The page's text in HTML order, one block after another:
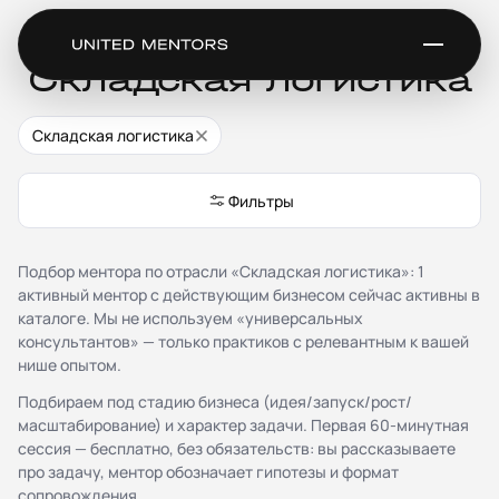
Ментор для
Складская логистика
Складская логистика
Фильтры
Подбор ментора по отрасли «Складская логистика»: 1
активный ментор с действующим бизнесом сейчас активны в
каталоге. Мы не используем «универсальных
консультантов» — только практиков с релевантным к вашей
нише опытом.
Подбираем под стадию бизнеса (идея/запуск/рост/
масштабирование) и характер задачи. Первая 60-минутная
сессия — бесплатно, без обязательств: вы рассказываете
про задачу, ментор обозначает гипотезы и формат
Сервис
Как это работает
Стать ментором
Партнёрская программа
Благотворительность
Журнал
Документы
Публичная оферта
Соглашение о конфиденциальности (NDA)
Политика конфиденциальности и обработки